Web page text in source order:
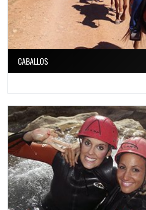
CABALLOS